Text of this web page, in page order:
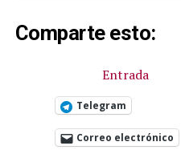
Comparte esto:
Entrada
Telegram
Correo electrónico